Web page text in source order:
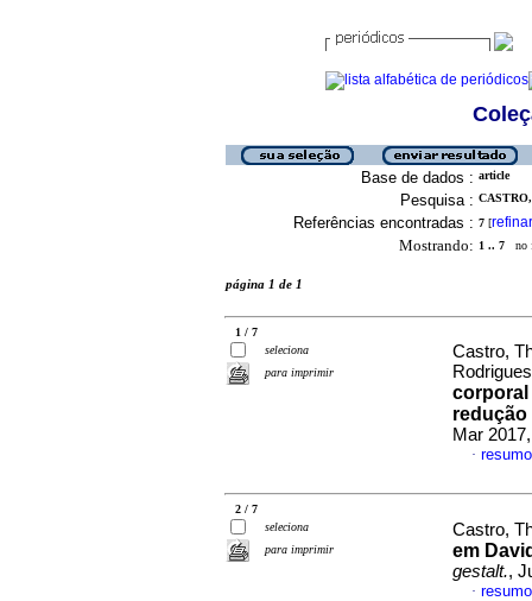
Base de dados : article
Pesquisa :
Referências encontradas : 7 [refinar
Mostrando: 1 .. 7 no
página 1 de 1
1 / 7
seleciona
para imprimir
Castro,
corporal
redução
Mar
·
2 / 7
seleciona
para imprimir
Castro,
em
gestalt.,
·